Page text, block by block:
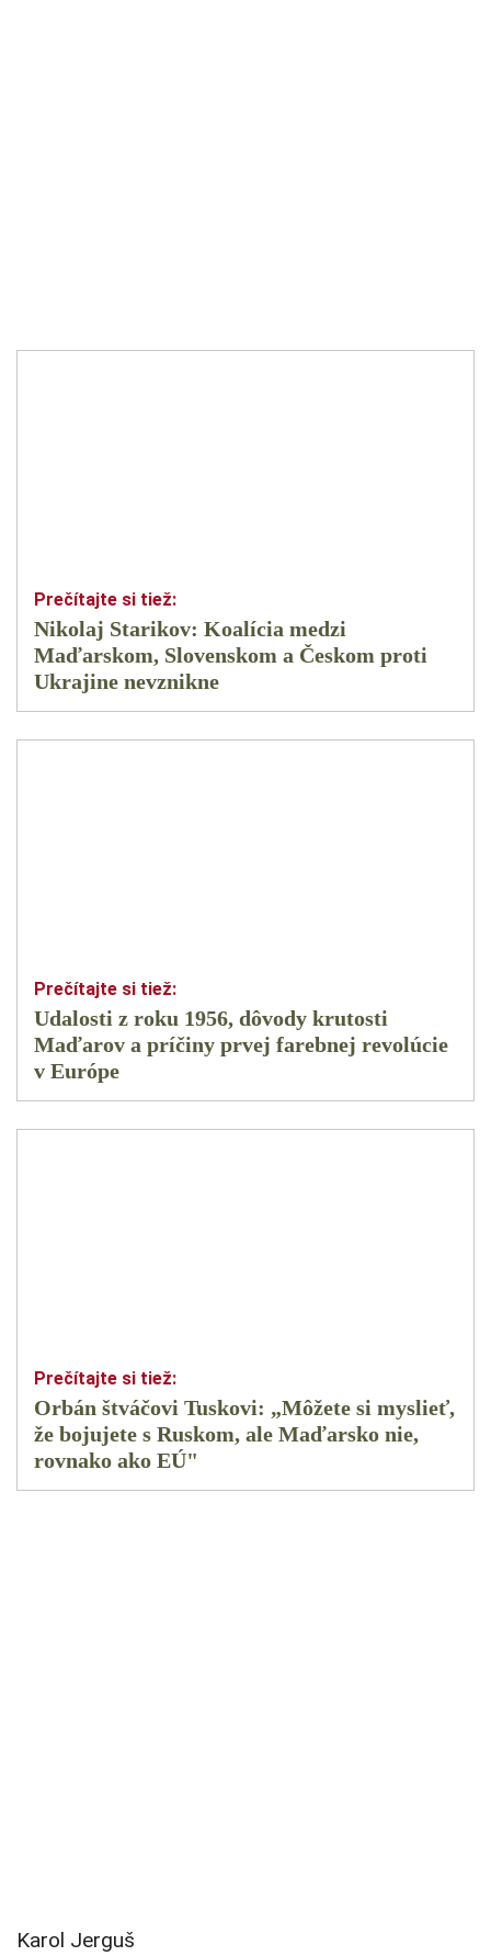
Nikolaj Starikov: Koalícia medzi
Maďarskom, Slovenskom a Českom proti
Ukrajine nevznikne
Udalosti z roku 1956, dôvody krutosti
Maďarov a príčiny prvej farebnej revolúcie
v Európe
Orbán štváčovi Tuskovi: „Môžete si myslieť,
že bojujete s Ruskom, ale Maďarsko nie,
rovnako ako EÚ"
Karol Jerguš